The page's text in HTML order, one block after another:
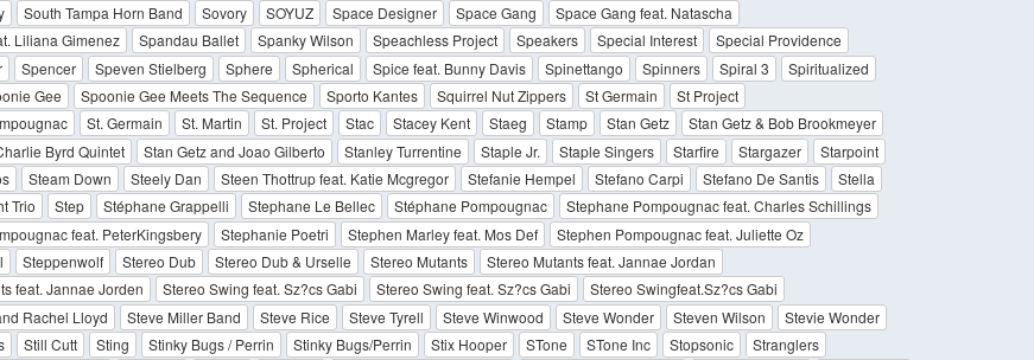
South Tampa Horn Band Sovory SOYUZ Space Designer Space Gang
Space Gang feat. Natascha
Liliana Gimenez
Spandau Ballet Spanky Wilson Speachless Project Speakers Special Interest
Special Providence
Spencer Speven Stielberg Sphere Spherical Spice feat. Bunny Davis Spinettango Spinners Spiral 3
Spiritualized
Gee Spoonie Gee Meets The Sequence Sporto Kantes Squirrel Nut Zippers St Germain
St Project
St. Germain St. Martin St. Project Stac Stacey Kent Staeg Stamp Stan Getz
Stan Getz & Bob Brookmeyer
Byrd Quintet
Stan Getz and Joao Gilberto Stanley Turrentine Staple Jr. Staple Singers Starfire Stargazer
Starpoint
Steam Down Steely Dan Steen Thottrup feat. Katie Mcgregor Stefanie Hempel Stefano Carpi Stefano De Santis
Stella
Trio
Step Stéphane Grappelli Stephane Le Bellec Stéphane Pompougnac
Stephane Pompougnac feat. Charles Schillings
feat. PeterKingsbery
Stephanie Poetri Stephen Marley feat. Mos Def
Stephen Pompougnac feat. Juliette Oz
Steppenwolf Stereo Dub Stereo Dub & Urselle Stereo Mutants
Stereo Mutants feat. Jannae Jordan
feat. Jannae Jorden
Stereo Swing feat. Sz?cs Gabi Stereo Swing feat. Sz?cs Gabi
Stereo Swingfeat.Sz?cs Gabi
Rachel Lloyd
Steve Miller Band Steve Rice Steve Tyrell Steve Winwood Steve Wonder Steven Wilson
Stevie Wonder
Still Cutt Sting Stinky Bugs / Perrin Stinky Bugs/Perrin Stix Hooper STone STone Inc Stopsonic
Stranglers